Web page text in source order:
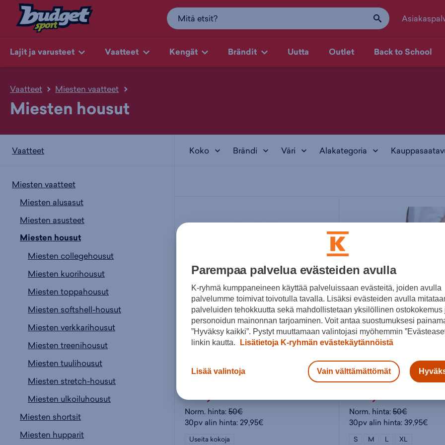
Lajit ja varusteet Vaatteet Kengät Brändit Uutta Outlet Back to School
Vaatteet Miesten vaatteet
Miesten housut
Vaatteet
Miesten vaatteet
Miesten alusasut
Miesten asusteet
Miesten housut
Miesten collegehousut
Miesten kuorihousut
Miesten toppahousut
Miesten softshell-housut
Miesten verkkarihousut
Miesten treenihousut
Miesten tuulihousut
Miesten stretch-housut
Miesten ulkoiluhousut
Miesten shortsit
Miesten hupparit
Koko Brändi Väri Alakategoria
Puma Sweatpants FL M - miesten collegehousut
29,95€
Norm. hinta:50€
30pv alin hinta: 29,95€
Useita kokoja
adidas
39,95€
Norm. hinta:50€
30pv alin hinta: 39,95€
S M L XL
Parempaa palvelua evästeiden avulla
K-ryhmä kumppaneineen käyttää palveluissaan evästeitä, joiden avulla
palvelumme toimivat toivotulla tavalla. Lisäksi evästeiden avulla
palveluiden tehokkuutta sekä mahdollistetaan yksilöllinen ostokokemus
personoidun mainonnan tarjoaminen. Voit antaa suostumuksesi
”Hyväksy kaikki”. Pystyt muuttamaan valintojasi myöhemmin
linkin kautta.
Lisätietoja K-ryhmän evästekäytännöistä
Lisää valintoja Vain välttämättömät